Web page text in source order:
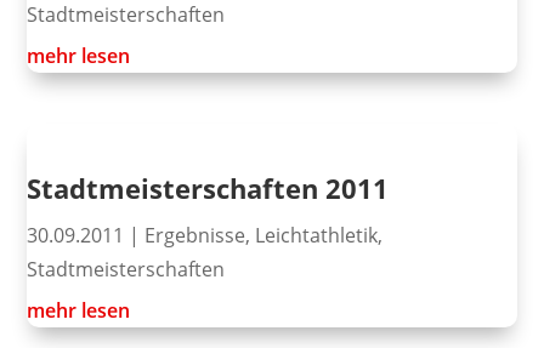
Stadtmeisterschaften
mehr lesen
Stadtmeisterschaften 2011
30.09.2011 | Ergebnisse, Leichtathletik,
Stadtmeisterschaften
mehr lesen